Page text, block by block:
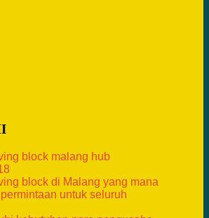
block malang hub
block di Malang yang mana
untuk seluruh